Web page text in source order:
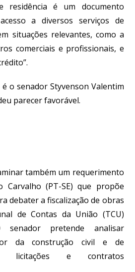
residência é um documento
a diversos serviços de
situações relevantes, como a
comerciais e profissionais, e
o senador Styvenson Valentim
parecer favorável.
também um requerimento
Carvalho (PT-SE) que propõe
debater a fiscalização de obras
de Contas da União (TCU)
pretende analisar
da construção civil e de
licitações e contratos